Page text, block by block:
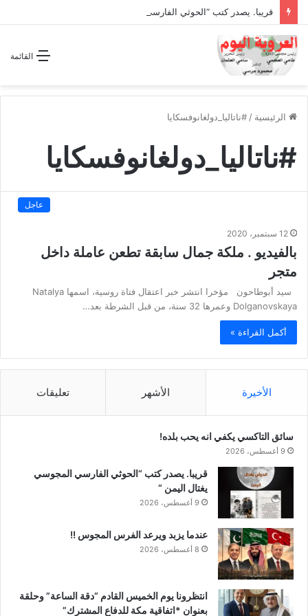
قريبا. يصدر كتب “الحوثي الفارسي المجوسي يغتال اليمن “
القائمة
الرئيسية / #ناتاليا_دولغانوفسكايا
#ناتاليا_دولغانوفسكايا
عاجل
12 سبتمبر، 2020
بالفيديو . ملكة جمال سابقة تطعن عاملة داخل
متجر
سيد أبوطاحون مؤخرا انتشر خبر اعتقال فتاة روسية، اسمها Natalya
Dolganovskaya وعمرها 32 سنة، من قبل الشرطة بعد…
أكمل القراءة »
الأخيرة الأشهر تعليقات
سائق التاكسي يكفي انه يحب بلده!
9 أغسطس، 2026
قريبا. يصدر كتب “الحوثي الفارسي المجوسي
يغتال اليمن “
9 أغسطس، 2026
عندما يزبد ويرعد الفرس المجوس !!
8 أغسطس، 2026
انتظرونا يوم الخميس القادم “دقة الساعة” وحلقة
بعنوان *اتفاقية مكة للدفاع المشترك”